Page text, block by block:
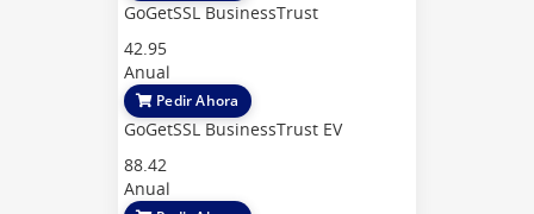
GoGetSSL BusinessTrust
42.95
Anual
Pedir Ahora
GoGetSSL BusinessTrust EV
88.42
Anual